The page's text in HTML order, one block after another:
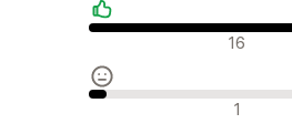
Положителни отзиви
16
Неутрални отзиви
1